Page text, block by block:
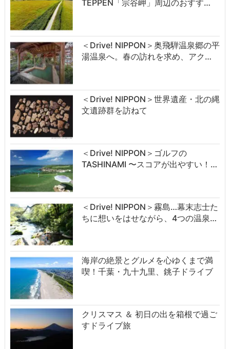
TEPPEN「宗谷岬」周辺のおすす…
＜Drive! NIPPON＞奥飛騨温泉郷の平
湯温泉へ。春の訪れを求め、アク…
＜Drive! NIPPON＞世界遺産・北の縄
文遺跡群を訪ねて
＜Drive! NIPPON＞ゴルフの
TASHINAMI 〜スコアが出やすい！…
＜Drive! NIPPON＞霧島…幕末志士た
ちに想いをはせながら、4つの温泉…
海岸の絶景とグルメを心ゆくまで満
喫！千葉・九十九里、銚子ドライブ
クリスマス ＆ 初日の出を箱根で過ご
すドライブ旅